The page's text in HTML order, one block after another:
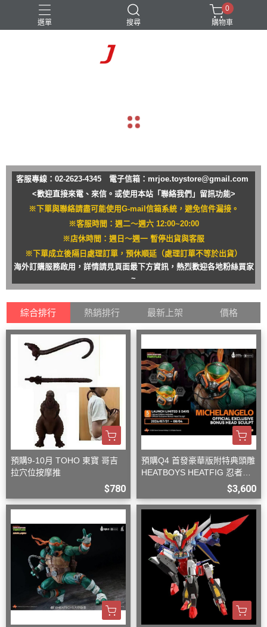
選單 搜尋
0
購物車
客服專線：02-2623-4345 電子信箱： mrjoe.toystore@gmail.com
<歡迎直接來電、來信。或使用本站「聯絡我們」留訊功能>
※下單與聯絡請盡可能使用G-mail信箱系統，避免信件漏接。
※客服時間：週二～週六 12:00~20:00
※店休時間：週日～週一 暫停出貨與客服
※下單成立後隔日處理訂單，預休順延（處理訂單不等於出貨）
海外訂購服務啟用，詳情請見頁面最下方資訊，熱烈歡迎各地粉絲買家
~
綜合排行 熱銷排行 最新上架 價格
預購9-10月 TOHO 東寶 哥吉
拉穴位按摩推
$780
預購Q4 首發豪華版附特典頭雕
HEATBOYS HEATFIG 忍者龜
$3,600